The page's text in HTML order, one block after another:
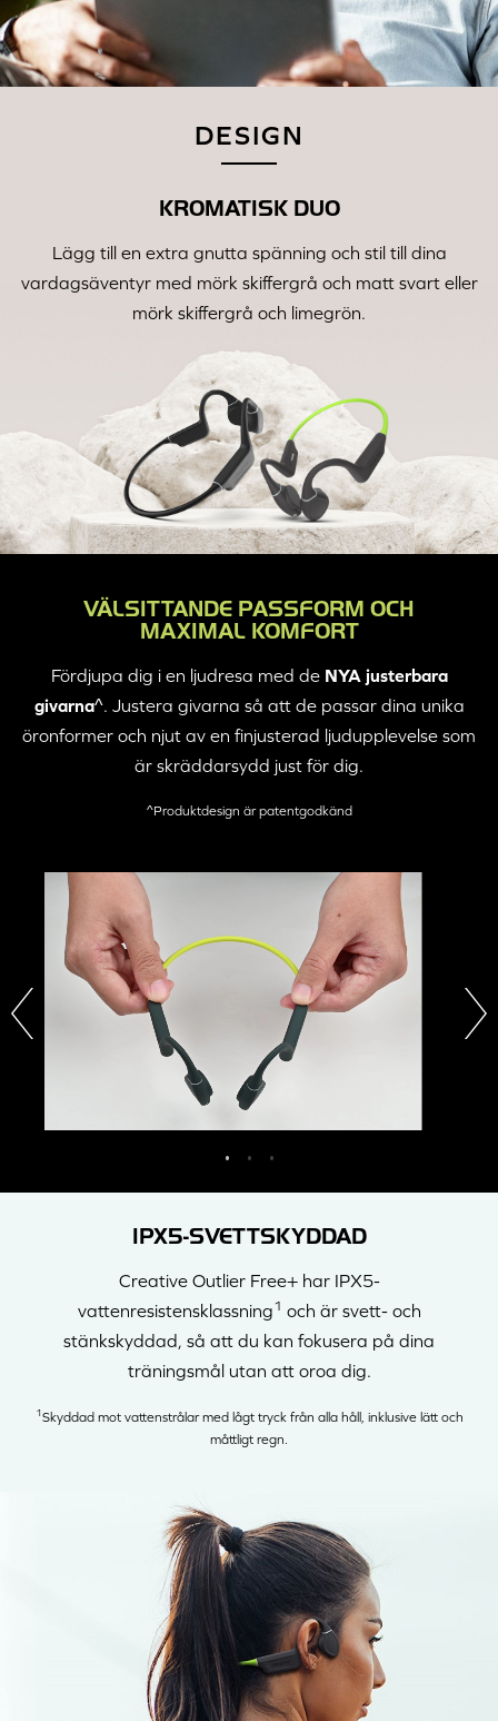
DESIGN
KROMATISK DUO
Lägg till en extra gnutta spänning och stil till dina
vardagsäventyr med mörk skiffergrå och matt svart eller
mörk skiffergrå och limegrön.
VÄLSITTANDE PASSFORM OCH
MAXIMAL KOMFORT
Fördjupa dig i en ljudresa med de NYA justerbara
givarna^. Justera givarna så att de passar dina unika
öronformer och njut av en finjusterad ljudupplevelse som
är skräddarsydd just för dig.
^Produktdesign är patentgodkänd
IPX5-SVETTSKYDDAD
Creative Outlier Free+ har IPX5-
vattenresistensklassning1 och är svett- och
stänkskyddad, så att du kan fokusera på dina
träningsmål utan att oroa dig.
1 Skyddad mot vattenstrålar med lågt tryck från alla håll, inklusive lätt och
måttligt regn.